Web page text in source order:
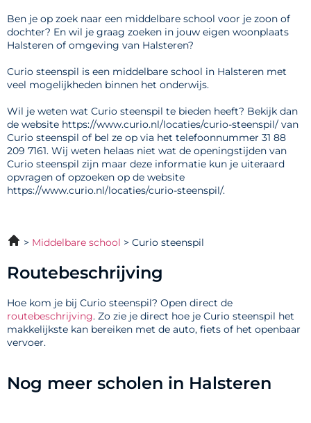
Ben je op zoek naar een middelbare school voor je zoon of
dochter? En wil je graag zoeken in jouw eigen woonplaats
Halsteren of omgeving van Halsteren?
Curio steenspil is een middelbare school in Halsteren met
veel mogelijkheden binnen het onderwijs.
Wil je weten wat Curio steenspil te bieden heeft? Bekijk dan
de website https://www.curio.nl/locaties/curio-steenspil/ van
Curio steenspil of bel ze op via het telefoonnummer 31 88
209 7161. Wij weten helaas niet wat de openingstijden van
Curio steenspil zijn maar deze informatie kun je uiteraard
opvragen of opzoeken op de website
https://www.curio.nl/locaties/curio-steenspil/.
Middelbare school Curio steenspil
Routebeschrijving
Hoe kom je bij Curio steenspil? Open direct de
routebeschrijving. Zo zie je direct hoe je Curio steenspil het
makkelijkste kan bereiken met de auto, fiets of het openbaar
vervoer.
Nog meer scholen in Halsteren